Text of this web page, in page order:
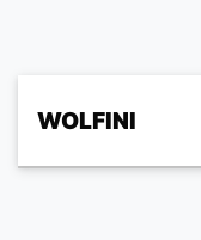
WOLFINI